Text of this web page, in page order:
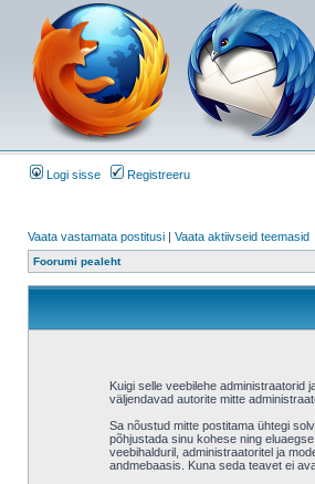
Logi sisse Registreeru
Vaata vastamata postitusi | Vaata aktiivseid teemasid
Foorumi pealeht
Kuigi selle veebilehe administraatorid
väljendavad autorite mitte
Sa nõustud mitte postitama ühtegi
põhjustada sinu kohese ning
veebihalduril, administraatoritel ja
andmebaasis. Kuna seda teavet ei